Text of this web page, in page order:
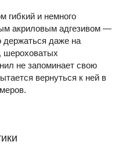
гибкий и немного
акриловым адгезивом —
держаться даже на
шероховатых
не запоминает свою
вернуться к ней в